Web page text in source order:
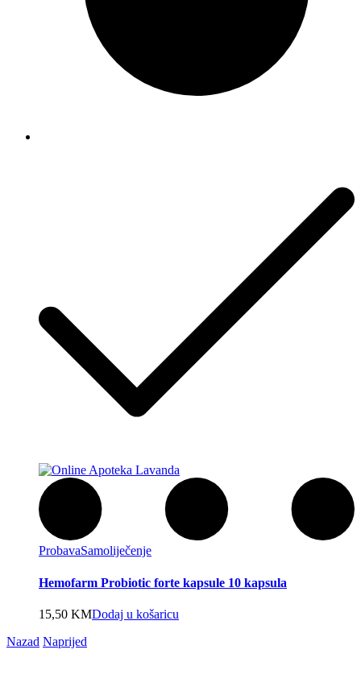
ProbavaSamoliječenje
Hemofarm Probiotic forte kapsule 10 kapsula
15,50 KMDodaj u košaricu
Nazad Naprijed